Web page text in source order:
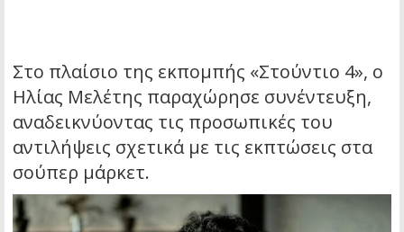
Στο πλαίσιο της εκπομπής «Στούντιο 4», ο
Ηλίας Μελέτης παραχώρησε συνέντευξη,
αναδεικνύοντας τις προσωπικές του
αντιλήψεις σχετικά με τις εκπτώσεις στα
σούπερ μάρκετ.